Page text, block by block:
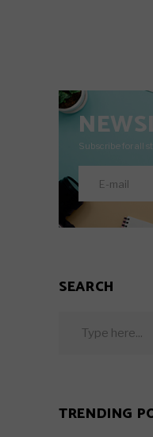
Subscribe for all
SEARCH
TRENDING